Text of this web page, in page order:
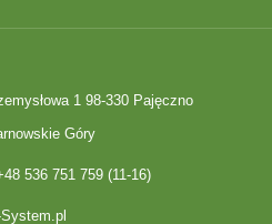
1 98-330 Pajęczno
Góry
536 751 759 (11-16)